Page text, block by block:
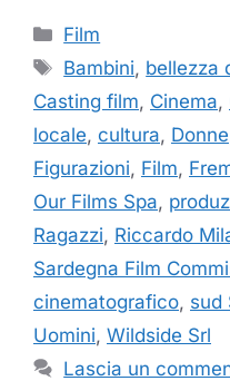
Categorie
Film
Tag
Bambini, bellezza
Casting film, Cinema,
locale, cultura, Donne
Figurazioni, Film,
Our Films Spa,
Ragazzi, Riccardo
Sardegna Film
cinematografico, sud
Uomini, Wildside Srl
Lascia un